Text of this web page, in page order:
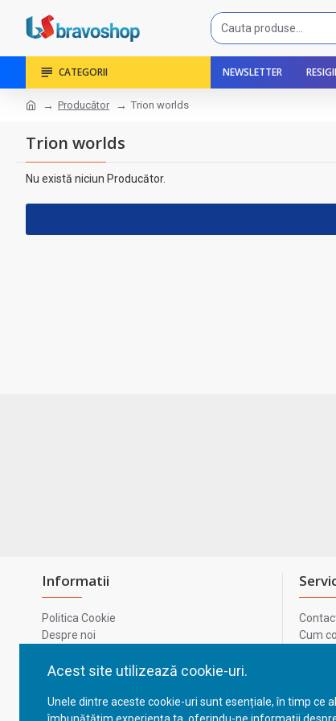
Acest site utilizează cookie-uri.
Unele dintre aceste cookie-uri sunt esențiale, în timp ce
CATEGORII NEWSLETTER
Producător Trion worlds
Trion worlds
Nu există niciun Producător.
Informatii
Politica Cookie
Despre noi
Confidentialitate
GDPR - Datele tale
Cum
ANPC